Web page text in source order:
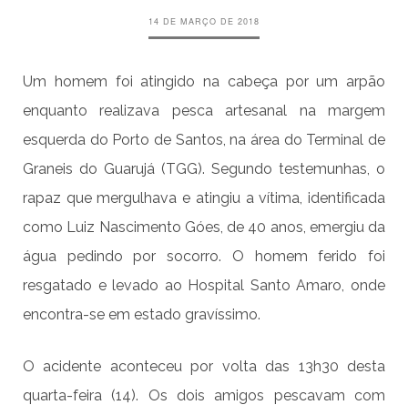
14 DE MARÇO DE 2018
Um homem foi atingido na cabeça por um arpão
enquanto realizava pesca artesanal na margem
esquerda do Porto de Santos, na área do Terminal de
Graneis do Guarujá (TGG). Segundo testemunhas, o
rapaz que mergulhava e atingiu a vítima, identificada
como Luiz Nascimento Góes, de 40 anos, emergiu da
água pedindo por socorro. O homem ferido foi
resgatado e levado ao Hospital Santo Amaro, onde
encontra-se em estado gravíssimo.
O acidente aconteceu por volta das 13h30 desta
quarta-feira (14). Os dois amigos pescavam com